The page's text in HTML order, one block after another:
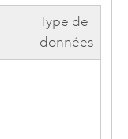
Type de
données